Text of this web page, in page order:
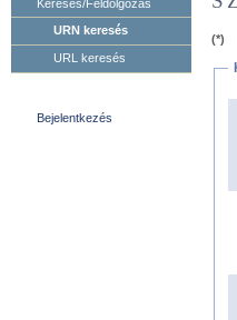
Keresés/Feldolgozás
URN keresés
URL keresés
Bejelentkezés
(*)